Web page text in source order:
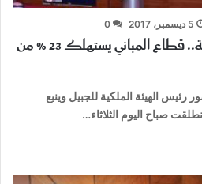
5 ديسمبر، 2017 0
مؤتمر الجبيل لإدارة الطاقة.. قطاع المباني يستهلك 23 % من
رئيس الهيئة الملكية للجبيل وينبع
صباح اليوم الثلاثاء…